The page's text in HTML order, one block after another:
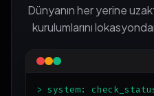
Dünyanın her yerine
kurulumlarını
> system: